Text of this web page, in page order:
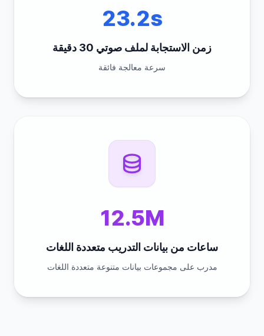
23.2s
زمن الاستجابة لملف صوتي 30 دقيقة
سرعة معالجة فائقة
12.5M
ساعات من بيانات التدريب متعددة اللغات
مدرب على مجموعات بيانات متنوعة متعددة اللغات